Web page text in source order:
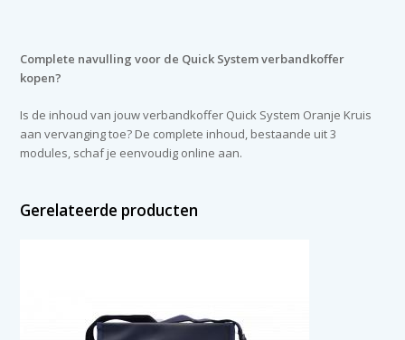
Complete navulling voor de Quick System verbandkoffer
kopen?
Is de inhoud van jouw verbandkoffer Quick System Oranje Kruis
aan vervanging toe? De complete inhoud, bestaande uit 3
modules, schaf je eenvoudig online aan.
Gerelateerde producten